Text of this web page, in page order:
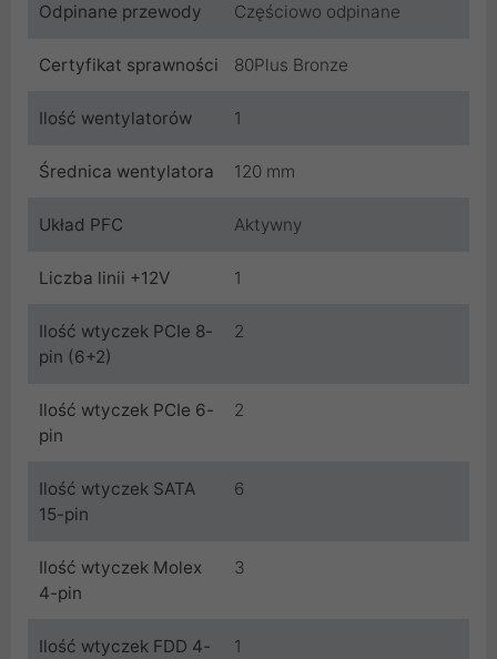
Odpinane przewody Częściowo odpinane
Certyfikat sprawności 80Plus Bronze
Ilość wentylatorów 1
Średnica wentylatora 120 mm
Układ PFC Aktywny
Liczba linii +12V 1
Ilość wtyczek PCIe 8-
pin (6+2)
2
Ilość wtyczek PCIe 6-
pin
2
Ilość wtyczek SATA
15-pin
6
Ilość wtyczek Molex
4-pin
3
Ilość wtyczek FDD 4-
1